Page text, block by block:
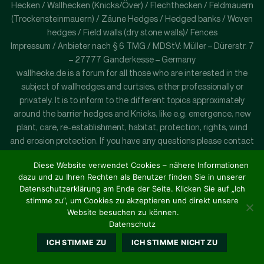
Hecken / Wallhecken (Knicks/Över) / Flechthecken / Feldmauern
(Trockensteinmauern) / Zäune Hedges / Hedged banks / Woven
hedges / Field walls (dry stone walls)/ Fences
Impressum / Anbieter nach § 6 TMG / MDStV: Müller – Dürerstr. 7
– 27777 Ganderkesse – Germany
wallhecke.de is a forum for all those who are interested in the
subject of wallhedges and curtsies, either professionally or
privately. It is to inform to the different topics approximately
around the barrier hedges and Knicks, like e.g. emergence, new
plant, care, re-establishment, habitat, protection, rights, wind
and erosion protection. If you have any questions please contact
Diese Website verwendet Cookies – nähere Informationen
dazu und zu Ihren Rechten als Benutzer finden Sie in unserer
Datenschutzerklärung am Ende der Seite. Klicken Sie auf „Ich
stimme zu“, um Cookies zu akzeptieren und direkt unsere
Website besuchen zu können.
Datenschutz
ICH STIMME ZU ICH STIMME NICHT ZU